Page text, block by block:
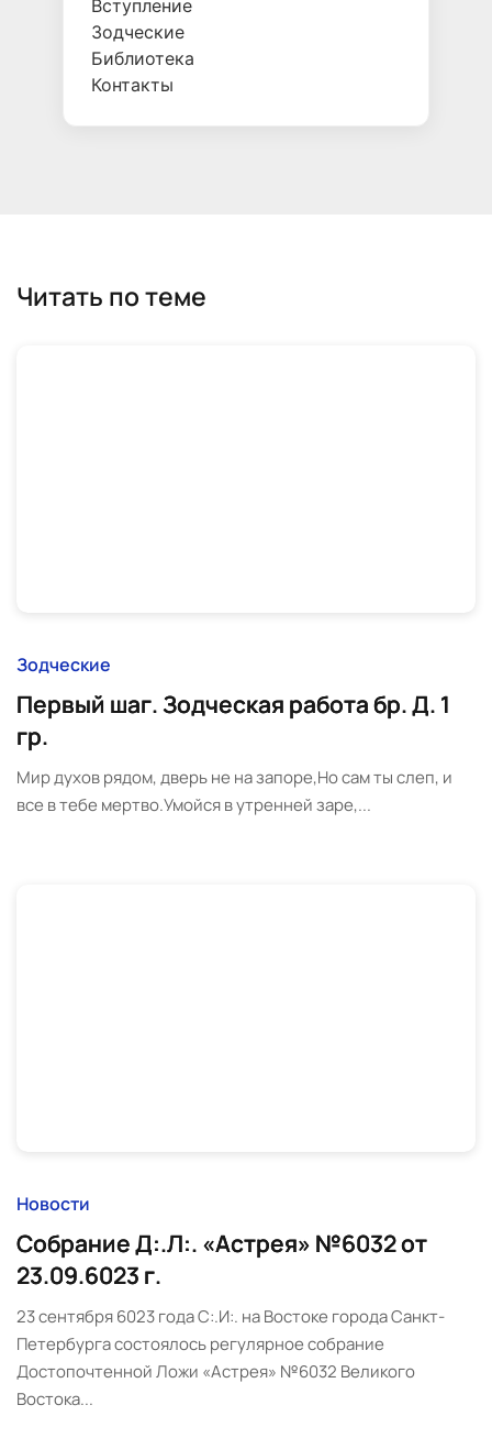
Вступление
Зодческие
Библиотека
Контакты
Читать по теме
Зодческие
Первый шаг. Зодческая работа бр. Д. 1
гр.
Мир духов рядом, дверь не на запоре,Но сам ты слеп, и
все в тебе мертво.Умойся в утренней заре,...
Новости
Собрание Д:.Л:. «Астрея» №6032 от
23.09.6023 г.
23 сентября 6023 года С:.И:. на Востоке города Санкт-
Петербурга состоялось регулярное собрание
Достопочтенной Ложи «Астрея» №6032 Великого
Востока...